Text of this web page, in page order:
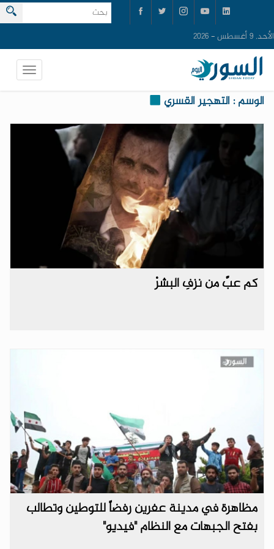
الأحد, 9 أغسطس - 2026
الوسم : التهجير القسري
كم عبَّ من نزفِ البشرْ
مظاهرة في مدينة عفرين رفضاً للتوطين وتطالب
بفتح الجبهات مع النظام "فيديو"